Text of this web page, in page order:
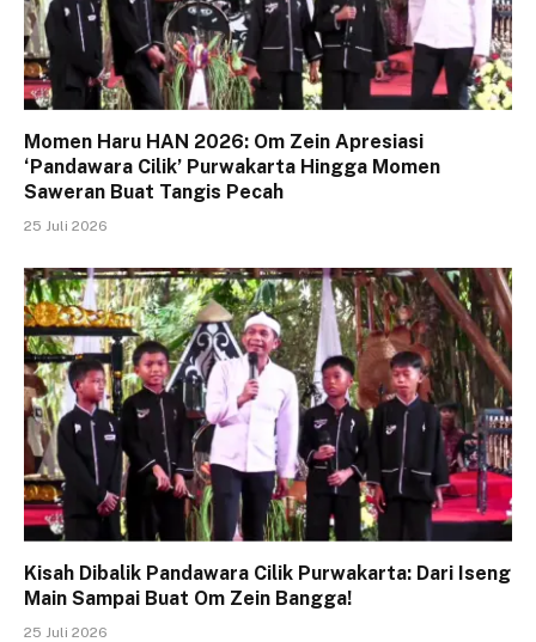
Momen Haru HAN 2026: Om Zein Apresiasi
‘Pandawara Cilik’ Purwakarta Hingga Momen
Saweran Buat Tangis Pecah
25 Juli 2026
Kisah Dibalik Pandawara Cilik Purwakarta: Dari Iseng
Main Sampai Buat Om Zein Bangga!
25 Juli 2026